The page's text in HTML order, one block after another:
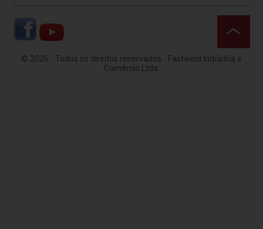
© 2026 - Todos os direitos reservados - Fastweld Indústria e
Comércio Ltda.